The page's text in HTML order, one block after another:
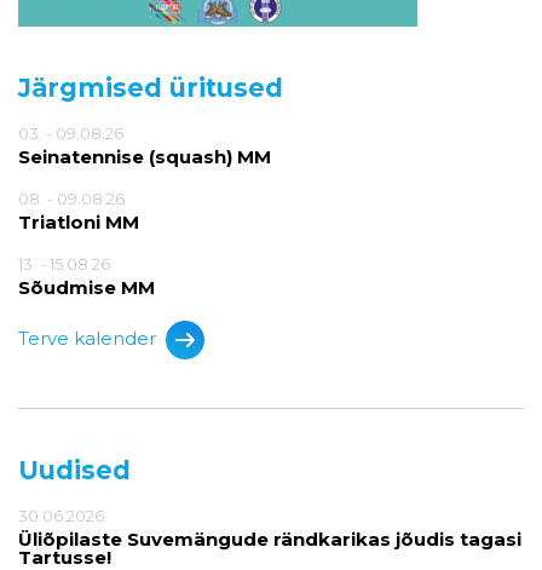
Järgmised üritused
03. - 09.08.26
Seinatennise (squash) MM
08. - 09.08.26
Triatloni MM
13. - 15.08.26
Sõudmise MM
Terve kalender
Uudised
30.06.2026
Üliõpilaste Suvemängude rändkarikas jõudis tagasi
Tartusse!